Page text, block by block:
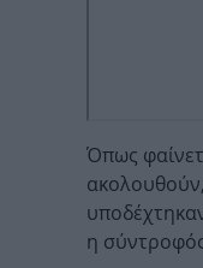
Όπως
η